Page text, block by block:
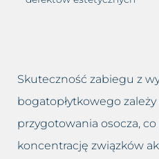
Skuteczność zabiegu z
bogatopłytkowego
przygotowania osocza, co
koncentrację związków